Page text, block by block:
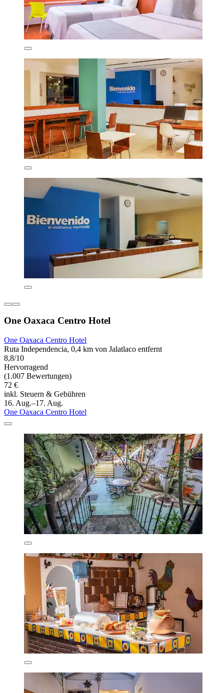
One Oaxaca Centro Hotel
One Oaxaca Centro Hotel
Ruta Independencia, 0,4 km von Jalatlaco entfernt
8,8/10
Hervorragend
(1.007 Bewertungen)
72 €
inkl. Steuern & Gebühren
16. Aug.–17. Aug.
One Oaxaca Centro Hotel